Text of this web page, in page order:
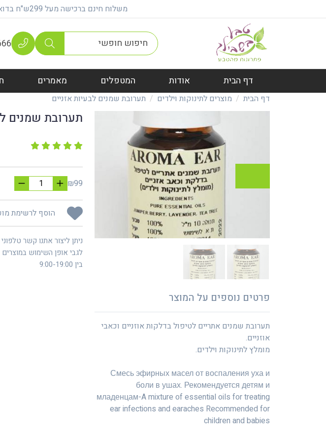
משלוח חינם ברכישה מעל 299ש"ח בדואר רשוםן מתנה על כל רכישה מעל 399 ש"ח
דף הבית אודות המטפלים מאמרים
דף הבית מוצרים לתינוקות וילדים תערובת שמנים לבעיות אזניים
פרטים נוספים על המוצר
תערובת שמנים אתריים לטיפול בדלקות אוזניים וכאבי
אוזניים.
מומלץ לתינוקות וילדים.
Смесь эфирных масел от воспаления уха и
боли в ушах. Рекомендуется детям и
младенцам-A mixture of essential oils for treating
ear infections and earaches Recommended for
children and babies
תערובת שמנים
₪99
הוסף לרשימת
לגבי אופן השימוש
בין 9:00-19:00